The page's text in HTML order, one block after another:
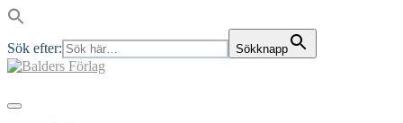
Sök efter: Sökknapp
Skip
Menu